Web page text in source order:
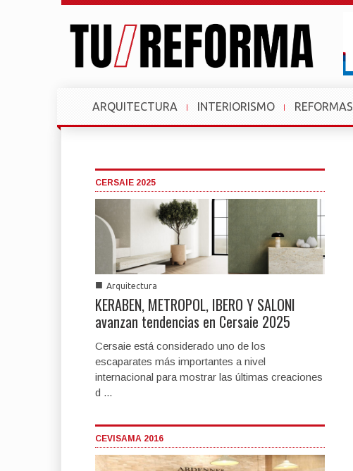
ARQUITECTURA INTERIORISMO REFORMAS
CERSAIE 2025
■ Arquitectura
KERABEN, METROPOL, IBERO Y SALONI
avanzan tendencias en Cersaie 2025
Cersaie está considerado uno de los
escaparates más importantes a nivel
internacional para mostrar las últimas creaciones
d ...
CEVISAMA 2016